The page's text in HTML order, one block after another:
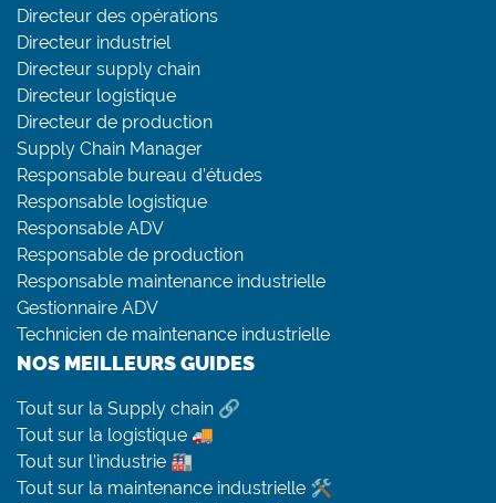
Directeur des opérations
Directeur industriel
Directeur supply chain
Directeur logistique
Directeur de production
Supply Chain Manager
Responsable bureau d’études
Responsable logistique
Responsable ADV
Responsable de production
Responsable maintenance industrielle
Gestionnaire ADV
Technicien de maintenance industrielle
NOS MEILLEURS GUIDES
Tout sur la Supply chain 🔗
Tout sur la logistique 🚚
Tout sur l’industrie 🏭
Tout sur la maintenance industrielle 🛠